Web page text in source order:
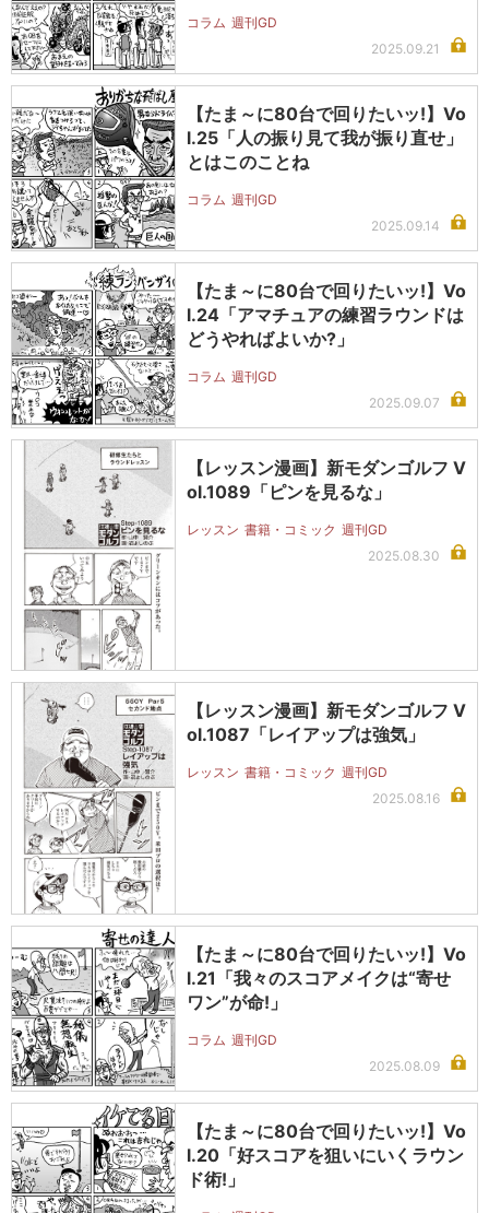
コラム 週刊GD
2025.09.21
【たま～に80台で回りたいッ!】Vo
l.25「人の振り見て我が振り直せ」
とはこのことね
コラム 週刊GD
2025.09.14
【たま～に80台で回りたいッ!】Vo
l.24「アマチュアの練習ラウンドは
どうやればよいか?」
コラム 週刊GD
2025.09.07
【レッスン漫画】新モダンゴルフ V
ol.1089「ピンを見るな」
レッスン 書籍・コミック 週刊GD
2025.08.30
【レッスン漫画】新モダンゴルフ V
ol.1087「レイアップは強気」
レッスン 書籍・コミック 週刊GD
2025.08.16
【たま～に80台で回りたいッ!】Vo
l.21「我々のスコアメイクは“寄せ
ワン”が命!」
コラム 週刊GD
2025.08.09
【たま～に80台で回りたいッ!】Vo
l.20「好スコアを狙いにいくラウン
ド術!」